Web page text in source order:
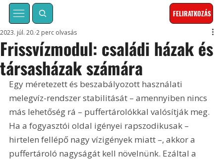
FELIRATKOZÁS
Frissvízmodul: családi házak és
társasházak számára
2023. júl. 20. 2 perc olvasás
Egy méretezett és beszabályozott használati
melegvíz-rendszer stabilitását – amennyiben nincs
más lehetőség rá – puffertárolókkal valósítják meg.
Ha a fogyasztói oldal igényei rapszodikusak –
hirtelen fellépő nagy vízigények miatt –, akkor a
puffertároló nagyságát kell növelnünk. Ezáltal a